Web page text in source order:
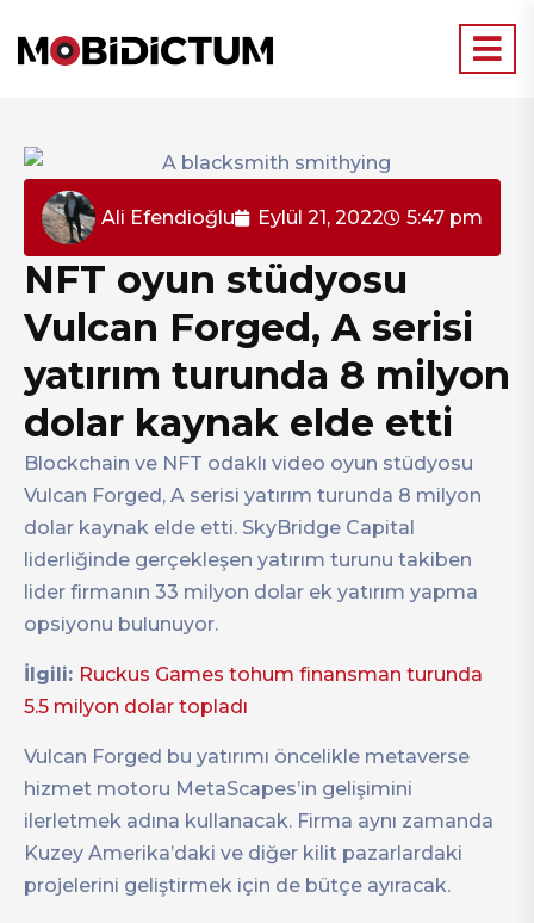
Ali Efendioğlu Eylül 21, 2022 5:47 pm
NFT oyun stüdyosu
Vulcan Forged, A serisi
yatırım turunda 8 milyon
dolar kaynak elde etti
Blockchain ve NFT odaklı video oyun stüdyosu
Vulcan Forged, A serisi yatırım turunda 8 milyon
dolar kaynak elde etti. SkyBridge Capital
liderliğinde gerçekleşen yatırım turunu takiben
lider firmanın 33 milyon dolar ek yatırım yapma
opsiyonu bulunuyor.
İlgili: Ruckus Games tohum finansman turunda
5.5 milyon dolar topladı
Vulcan Forged bu yatırımı öncelikle metaverse
hizmet motoru MetaScapes’in gelişimini
ilerletmek adına kullanacak. Firma aynı zamanda
Kuzey Amerika’daki ve diğer kilit pazarlardaki
projelerini geliştirmek için de bütçe ayıracak.